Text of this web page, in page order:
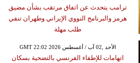
ترامب يتحدث عن اتفاق مرتقب بشأن مضيق
هرمز والبرنامج النووي الإيراني وطهران تنفي
طلب مهلة
GMT 22:02 2026 الأحد ,02 آب / أغسطس
اتهامات للإطفاء الفرنسي بالتضحية بسكان